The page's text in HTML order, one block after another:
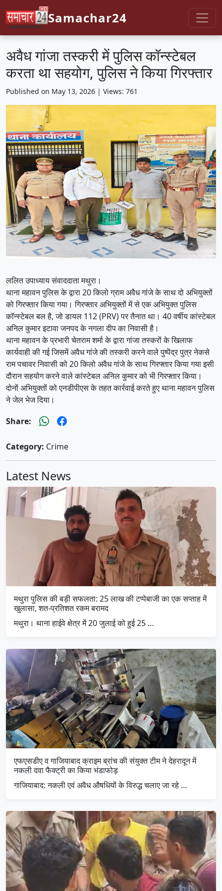
Samachar24
अवैध गांजा तस्करी में पुलिस कॉन्स्टेबल
करता था सहयोग, पुलिस ने किया गिरफ्तार
Published on May 13, 2026 | Views: 761
ललित उपाध्याय संवाददाता मथुरा।
थाना महावन पुलिस के द्वारा 20 किलो ग्राम अवैध गांजे के साथ दो अभियुक्तों
को गिरफ्तार किया गया। गिरफ्तार अभियुक्तों में से एक अभियुक्त पुलिस
कॉन्स्टेबल बल है, जो डायल 112 (PRV) पर तैनात था। 40 वर्षीय कांस्टेबल
अनिल कुमार इटावा जनपद के नगला दीप का निवासी है।
थाना महावन के प्रभारी चेतराम शर्मा के द्वारा गांजा तस्करों के खिलाफ
कार्यवाही की गई जिसमें अवैध गांजे की तस्करी करने वाले पुष्पेंद्र पुत्र नेकसे
राम पचावर निवासी को 20 किलो अवैध गांजे के साथ गिरफ्तार किया गया इसी
दौरान सहयोग करने वाले कांस्टेबल अनिल कुमार को भी गिरफ्तार किया।
दोनों अभियुक्तों को एनडीपीएस के तहत कार्रवाई करते हुए थाना महावन पुलिस
ने जेल भेज दिया।
Share:
Category: Crime
Latest News
मथुरा पुलिस की बड़ी सफलता: 25 लाख की टप्पेबाजी का एक सप्ताह में
खुलासा, शत-प्रतिशत रकम बरामद
मथुरा। थाना हाईवे क्षेत्र में 20 जुलाई को हुई 25 …
एफएसडीए व गाजियाबाद क्राइम ब्रांच की संयुक्त टीम ने देहरादून में
नकली दवा फैक्ट्री का किया भंडाफोड़
गाजियाबाद: नकली एवं अवैध औषधियों के विरुद्ध चलाए जा रहे …